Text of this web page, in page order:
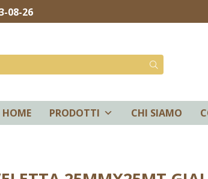
08-26
HOME PRODOTTI CHI SIAMO